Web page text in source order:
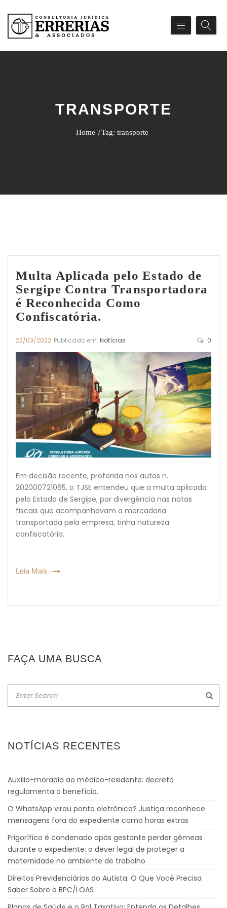
TRANSPORTE
Home Tag: transporte
Multa Aplicada pelo Estado de
Sergipe Contra Transportadora
é Reconhecida Como
Confiscatória.
22/03/2022 Publicado em: Notícias 0
Em decisão recente, proferida nos autos n.
202000721065, o TJSE entendeu que a multa aplicada
pelo Estado de Sergipe, por divergência nas notas
fiscais que acompanhavam a mercadoria
transportada pela empresa, tinha natureza
confiscatória.
Leia Mais
FAÇA UMA BUSCA
NOTÍCIAS RECENTES
Auxílio-moradia ao médico-residente: decreto
regulamenta o benefício.
O WhatsApp virou ponto eletrônico? Justiça reconhece
mensagens fora do expediente como horas extras
Frigorífico é condenado após gestante perder gêmeas
durante o expediente: o dever legal de proteger a
maternidade no ambiente de trabalho
Direitos Previdenciários do Autista: O Que Você Precisa
Saber Sobre o BPC/LOAS